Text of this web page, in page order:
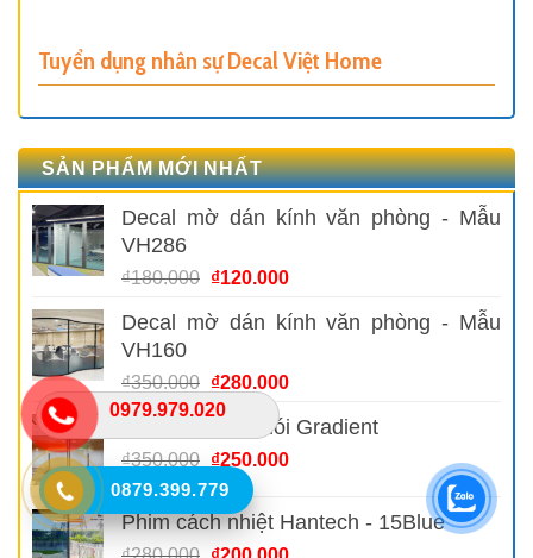
0979.979.020
Tuyển dụng nhân sự Decal Việt Home
SẢN PHẨM MỚI NHẤT
Decal mờ dán kính văn phòng - Mẫu
VH286
₫180.000 Giá
là:
₫120.000Giá
tại
₫120.000.
Decal mờ dán kính văn phòng - Mẫu
VH160
₫350.000 Giá
gốc
₫350.000.
₫280.000Giá
tại
là:
Decal sương khói Gradient
₫350.000 Giá
gốc
₫350.000.
₫250.000Giá
là:
Phim cách nhiệt Hantech - 15Blue
Giá Giá
0879.399.779